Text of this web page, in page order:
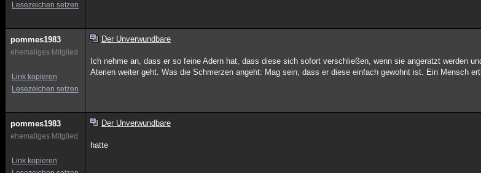
Lesezeichen setzen
pommes1983
ehemaliges Mitglied
Link kopieren
Lesezeichen setzen
Der Unverwundbare
Ich nehme an, dass er so feine Adern hat, dass diese sich sofort verschließen, wenn sie angeratzt werden
Aterien weiter geht. Was die Schmerzen angeht: Mag sein, dass er diese einfach gewohnt ist. Ein Mensch
pommes1983
ehemaliges Mitglied
Link kopieren
Der Unverwundbare
hatte